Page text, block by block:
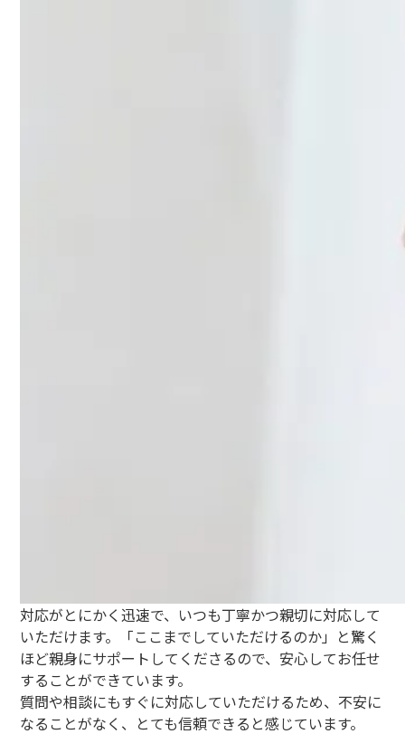
対応がとにかく迅速で、いつも丁寧かつ親切に対応して
いただけます。「ここまでしていただけるのか」と驚く
ほど親身にサポートしてくださるので、安心してお任せ
することができています。
質問や相談にもすぐに対応していただけるため、不安に
なることがなく、とても信頼できると感じています。